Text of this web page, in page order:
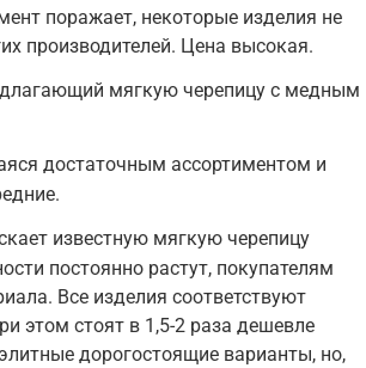
поражает, некоторые изделия не
производителей. Цена высокая.
мягкую черепицу с медным
достаточным ассортиментом и
известную мягкую черепицу
постоянно растут, покупателям
Все изделия соответствуют
этом стоят в 1,5-2 раза дешевле
дорогостоящие варианты, но,